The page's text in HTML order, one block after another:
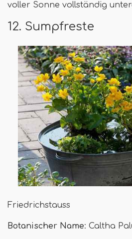
voller Sonne vollständig
12. Sumpfreste
Friedrichstauss
Botanischer Name: Caltha